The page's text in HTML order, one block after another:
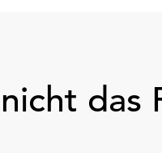
das